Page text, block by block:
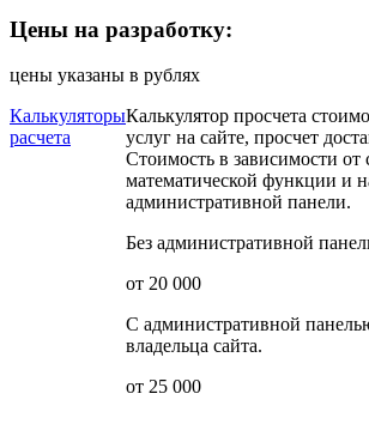
Цены на разработку:
цены указаны в рублях
Калькуляторы
расчета
Калькулятор просчета
услуг на сайте, просчет
Стоимость в зависимости от
математической функции и
административной панели.
Без административной
от 20 000
С административной
владельца сайта.
от 25 000